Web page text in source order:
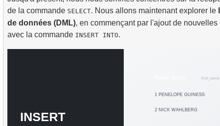
Comment fonctionnent les index B-tree
de la commande SELECT. Nous allons maintenant explorer le
de données (DML), en commençant par l'ajout de
avec la commande INSERT INTO.